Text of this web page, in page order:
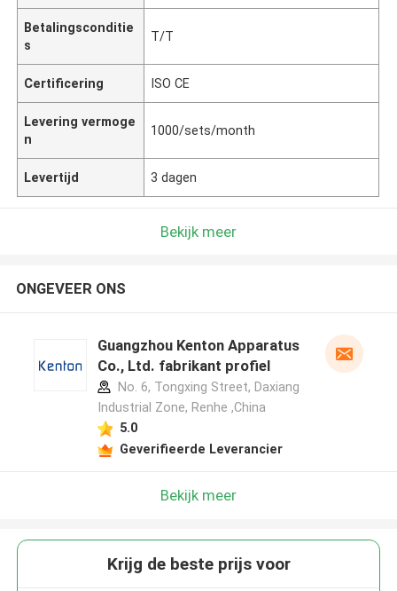
Betalingsconditie
s
T/T
Certificering ISO CE
Levering vermoge
n
1000/sets/month
Levertijd 3 dagen
Bekijk meer
ONGEVEER ONS
Guangzhou Kenton Apparatus
Co., Ltd. fabrikant profiel
No. 6, Tongxing Street, Daxiang
Industrial Zone, Renhe ,China
5.0
Geverifieerde Leverancier
Bekijk meer
Krijg de beste prijs voor